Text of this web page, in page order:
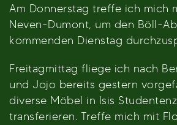
Am Donnerstag treffe ich mich
Neven-Dumont, um den Böll-
kommenden Dienstag
Freitagmittag fliege ich nach
und Jojo bereits gestern
diverse Möbel in Isis
transferieren. Treffe mich mit